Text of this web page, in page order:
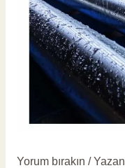
Yorum bırakın / Yazan